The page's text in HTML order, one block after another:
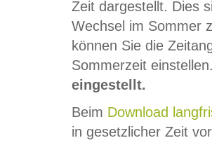
Zeit dargestellt. Dies
Wechsel im Sommer
können Sie die
Sommerzeit
eingestellt.
Beim Download
in gesetzlicher Zeit